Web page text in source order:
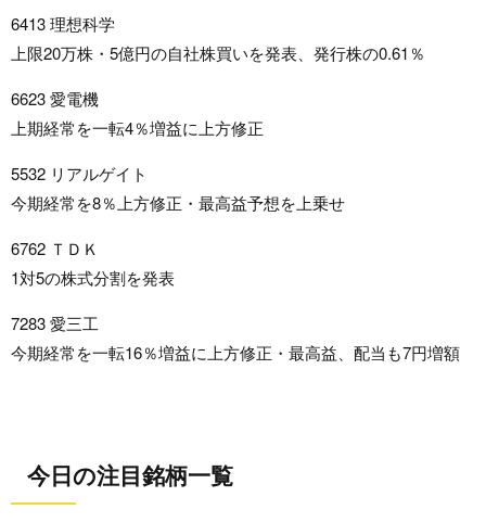
6413 理想科学
上限20万株・5億円の自社株買いを発表、発行株の0.61％
6623 愛電機
上期経常を一転4％増益に上方修正
5532 リアルゲイト
今期経常を8％上方修正・最高益予想を上乗せ
6762 ＴＤＫ
1対5の株式分割を発表
7283 愛三工
今期経常を一転16％増益に上方修正・最高益、配当も7円増額
今日の注目銘柄一覧